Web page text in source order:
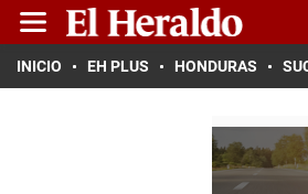
INICIO EH PLUS HONDURAS